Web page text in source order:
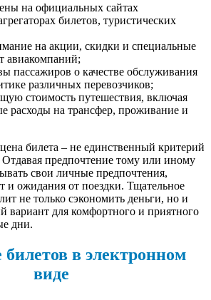
на официальных сайтах
билетов, туристических
на акции, скидки и специальные
авиакомпаний;
пассажиров о качестве обслуживания
различных перевозчиков;
стоимость путешествия, включая
расходы на трансфер, проживание и
билета – не единственный критерий
Отдавая предпочтение тому или иному
свои личные предпочтения,
ожидания от поездки. Тщательное
не только сэкономить деньги, но и
вариант для комфортного и приятного
дни.
в электронном
виде